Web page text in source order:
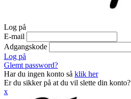
Log på
E-mail
Adgangskode
Log på
Glemt password?
Har du ingen konto så klik her
Er du sikker på at du vil slette din konto?
x